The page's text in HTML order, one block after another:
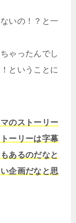
いの！？と一
ゃったんでし
ということに
のストーリー
ーリーは字幕
あるのだなと
企画だなと思